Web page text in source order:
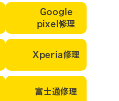
Google
pixel修理
Xperia修理
富士通修理